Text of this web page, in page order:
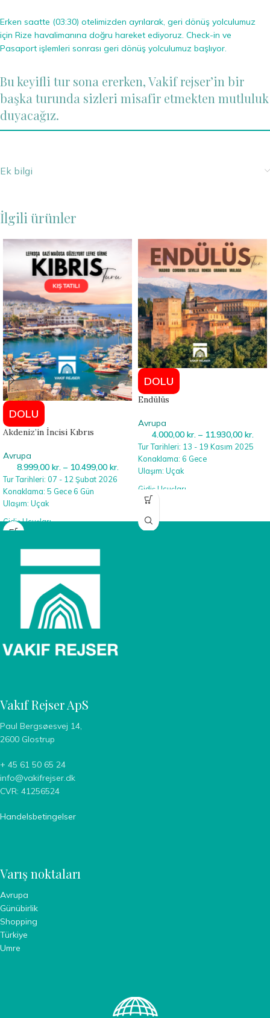
Erken saatte (03:30) otelimizden ayrılarak, geri dönüş yolculumuz
için Rize havalimanına doğru hareket ediyoruz. Check-in ve
Pasaport işlemleri sonrası geri dönüş yolculumuz başlıyor.
Bu keyifli tur sona ererken, Vakif rejser’in bir
başka turunda sizleri misafir etmekten mutluluk
duyacağız.
Ek bilgi
İlgili ürünler
DOLU
Akdeniz’in İncisi Kıbrıs
Avrupa
8.999,00 kr. – 10.499,00 kr.
Tur Tarihleri: 07 - 12 Şubat 2026
Konaklama: 5 Gece 6 Gün
Ulaşım: Uçak
Gidiş Uçuşları
(07 Şubat 2026)
Dönüş Uçuşları
(12 Şubat 2026)
Lefkoşa → İstanbul: 07:20 – 10:00
İstanbul→ Kopenhag : 12:40 - 14:00
DOLU
Endülüs
Avrupa
4.000,00 kr. – 11.930,00 kr.
Tur Tarihleri: 13 - 19 Kasım 2025
Konaklama: 6 Gece
Ulaşım: Uçak
Gidiş Uçuşları
(13 Kasım 2025)
Dönüş Uçuşları
Vakıf Rejser ApS
Paul Bergsøesvej 14,
2600 Glostrup
+ 45 61 50 65 24
info@vakifrejser.dk
CVR: 41256524
Handelsbetingelser
Varış noktaları
Avrupa
Günübirlik
Shopping
Türkiye
Umre